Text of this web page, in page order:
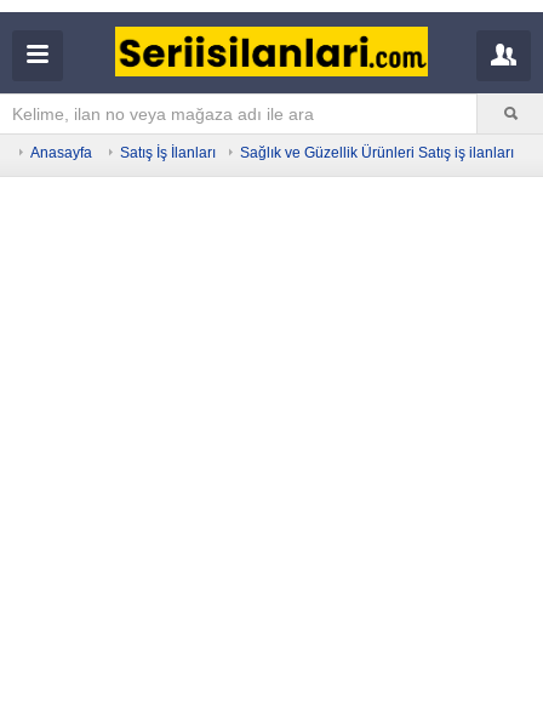
Anasayfa Satış İş İlanları Sağlık ve Güzellik Ürünleri Satış iş ilanları